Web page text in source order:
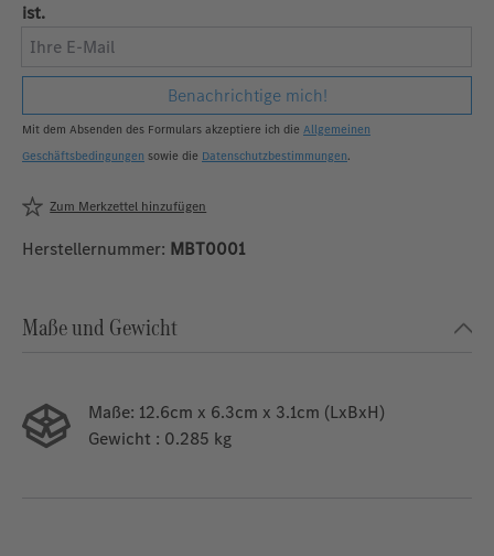
ist.
Ihre E-Mail
Benachrichtige mich!
Mit dem Absenden des Formulars akzeptiere ich die Allgemeinen
Geschäftsbedingungen sowie die Datenschutzbestimmungen.
Zum Merkzettel hinzufügen
Herstellernummer: MBT0001
Maße und Gewicht
Maße: 12.6cm x 6.3cm x 3.1cm (LxBxH)
Gewicht : 0.285 kg